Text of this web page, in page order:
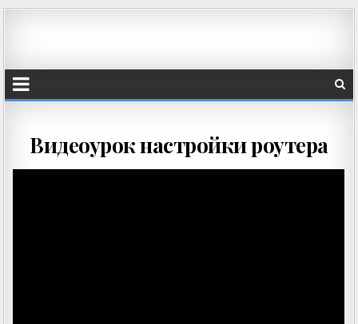
Видеоурок настройки роутера